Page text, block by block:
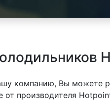
компанию, Вы можете
производителя